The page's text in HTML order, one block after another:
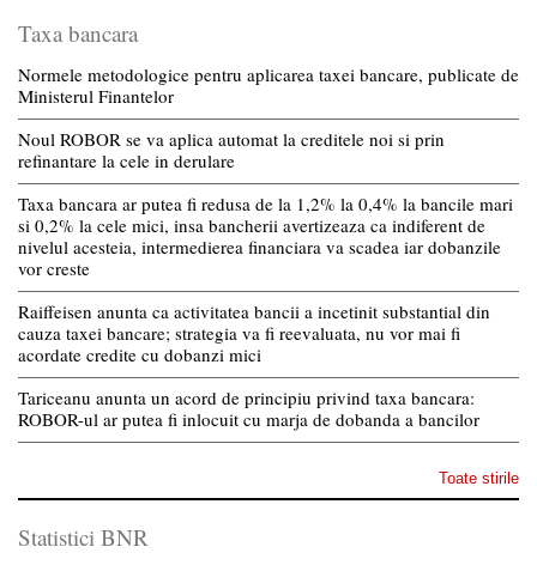
Taxa bancara
Normele metodologice pentru aplicarea taxei bancare, publicate de
Ministerul Finantelor
Noul ROBOR se va aplica automat la creditele noi si prin
refinantare la cele in derulare
Taxa bancara ar putea fi redusa de la 1,2% la 0,4% la bancile mari
si 0,2% la cele mici, insa bancherii avertizeaza ca indiferent de
nivelul acesteia, intermedierea financiara va scadea iar dobanzile
vor creste
Raiffeisen anunta ca activitatea bancii a incetinit substantial din
cauza taxei bancare; strategia va fi reevaluata, nu vor mai fi
acordate credite cu dobanzi mici
Tariceanu anunta un acord de principiu privind taxa bancara:
ROBOR-ul ar putea fi inlocuit cu marja de dobanda a bancilor
Toate stirile
Statistici BNR